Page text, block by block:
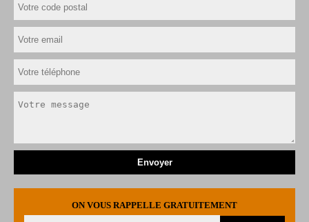
ON VOUS RAPPELLE GRATUITEMENT